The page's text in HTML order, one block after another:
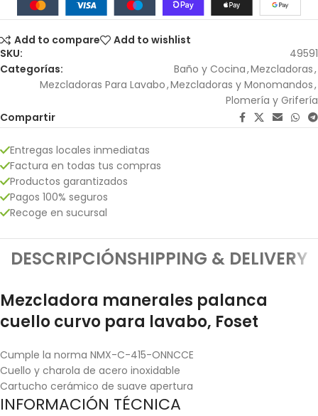
Add to compare
Add to wishlist
SKU:
49591
Categorías:
Baño y Cocina,Mezcladoras,
Mezcladoras Para Lavabo,Mezcladoras y Monomandos,
Plomería y Grifería
Compartir
Entregas locales inmediatas
Factura en todas tus compras
Productos garantizados
Pagos 100% seguros
Recoge en sucursal
DESCRIPCIÓNSHIPPING & DELIVERY
Mezcladora manerales palanca
cuello curvo para lavabo, Foset
Cumple la norma NMX-C-415-ONNCCE
Cuello y charola de acero inoxidable
Cartucho cerámico de suave apertura
INFORMACIÓN TÉCNICA